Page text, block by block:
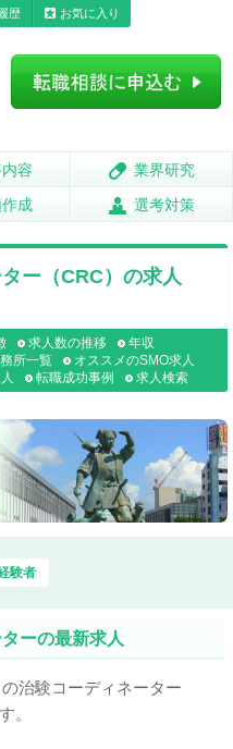
歴 お気に入り
容
容 業界研究
業界研究
成
成 選考対策
選考対策
ー（CRC）の求人
求人数の推移
年収
所一覧
オススメのSMO求人
転職成功事例 求人検索
験者
ーの最新求人
治験コーディネーター
。